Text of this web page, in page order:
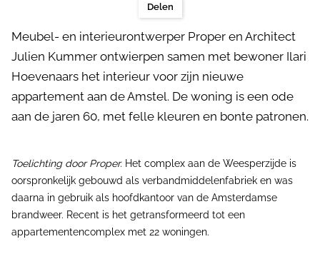
Delen
Meubel- en interieurontwerper Proper en Architect
Julien Kummer ontwierpen samen met bewoner Ilari
Hoevenaars het interieur voor zijn nieuwe
appartement aan de Amstel. De woning is een ode
aan de jaren 60, met felle kleuren en bonte patronen.
Toelichting door Proper. Het complex aan de Weesperzijde is
oorspronkelijk gebouwd als verbandmiddelenfabriek en was
daarna in gebruik als hoofdkantoor van de Amsterdamse
brandweer. Recent is het getransformeerd tot een
appartementencomplex met 22 woningen.